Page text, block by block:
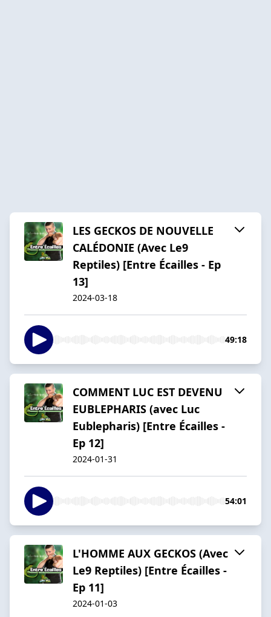
LES GECKOS DE NOUVELLE
CALÉDONIE (Avec Le9
Reptiles) [Entre Écailles - Ep
13]
2024-03-18
49:18
COMMENT LUC EST DEVENU
EUBLEPHARIS (avec Luc
Eublepharis) [Entre Écailles -
Ep 12]
2024-01-31
54:01
L'HOMME AUX GECKOS (Avec
Le9 Reptiles) [Entre Écailles -
Ep 11]
2024-01-03